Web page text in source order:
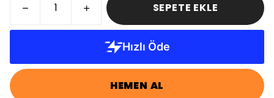
SEPETE EKLE
HEMEN AL